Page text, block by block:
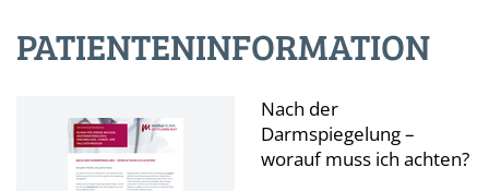
PATIENTENINFORMATION
Nach der
Darmspiegelung –
worauf muss ich achten?